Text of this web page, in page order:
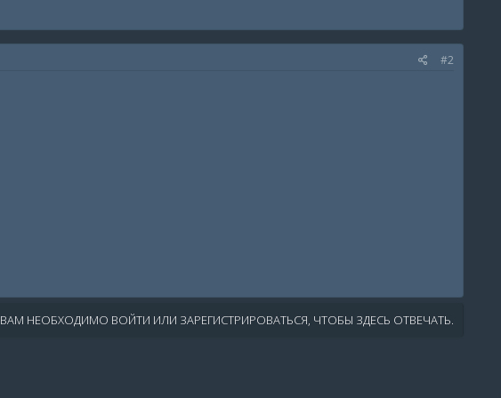
#2
ВАМ НЕОБХОДИМО ВОЙТИ ИЛИ ЗАРЕГИСТРИРОВАТЬСЯ, ЧТОБЫ ЗДЕСЬ ОТВЕЧАТЬ.